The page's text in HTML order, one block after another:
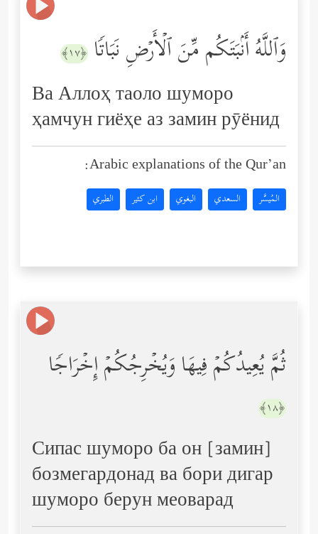
وَٱللَّهُ أَنۢبَتَكُم مِّنَ ٱلۡأَرۡضِ نَبَاتࣰا ﴿١٧﴾
Ва Аллоҳ таоло шуморо
ҳамчун гиёҳе аз замин рӯёнид
Arabic explanations of the Qur’an:
المُيسَّر السعدي البغوي ابن كثير الطبري
ثُمَّ یُعِیدُكُمۡ فِیهَا وَیُخۡرِجُكُمۡ إِخۡرَاجࣰا
﴿١٨﴾
Сипас шуморо ба он [замин]
бозмегардонад ва бори дигар
шуморо берун меоварад